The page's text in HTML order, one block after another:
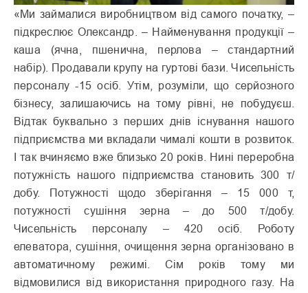
«Ми займалися виробництвом від самого початку, –
підкреслює Олександр. – Найменування продукції –
каша (ячна, пшенична, перлова – стандартний
набір). Продавали крупу на гуртові бази. Чисельність
персоналу -15 осіб. Утім, розуміли, що серйозного
бізнесу, залишаючись на тому рівні, не побудуєш.
Відтак буквально з перших днів існування нашого
підприємства ми вкладали чималі кошти в розвиток.
І так вчиняємо вже близько 20 років. Нині переробна
потужність нашого підприємства становить 300 т/
добу. Потужності щодо зберігання – 15 000 т,
потужності сушіння зерна – до 500 т/добу.
Чисельність персоналу – 420 осіб. Роботу
елеватора, сушіння, очищення зерна організовано в
автоматичному режимі. Сім років тому ми
відмовилися від використання природного газу. На